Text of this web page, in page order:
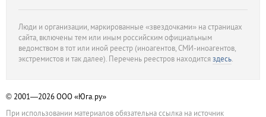
Люди и организации, маркированные «звездочками» на страницах
сайта, включены тем или иным российским официальным
ведомством в тот или иной реестр (иноагентов, СМИ-иноагентов,
экстремистов и так далее). Перечень реестров находитсяздесь.
© 2001—2026ООО «Юга.ру»
При использовании материалов обязательна ссылка на источник